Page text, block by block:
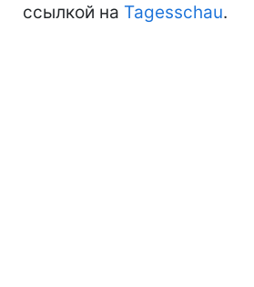
ссылкой на Tagesschau.